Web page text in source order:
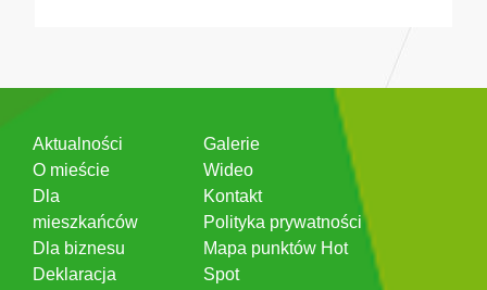
Aktualności
O mieście
Dla
mieszkańców
Dla biznesu
Deklaracja
Galerie
Wideo
Kontakt
Polityka prywatności
Mapa punktów Hot
Spot